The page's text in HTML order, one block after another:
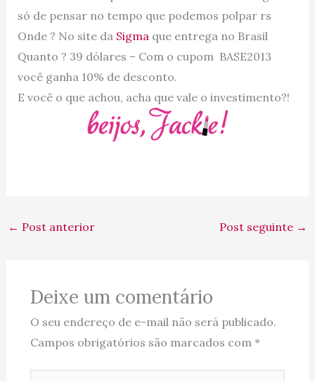
só de pensar no tempo que podemos polpar rs
Onde ? No site da Sigma que entrega no Brasil
Quanto ? 39 dólares – Com o cupom BASE2013
você ganha 10% de desconto.
E você o que achou, acha que vale o investimento?!
← Post anterior Post seguinte →
Deixe um comentário
O seu endereço de e-mail não será publicado.
Campos obrigatórios são marcados com *